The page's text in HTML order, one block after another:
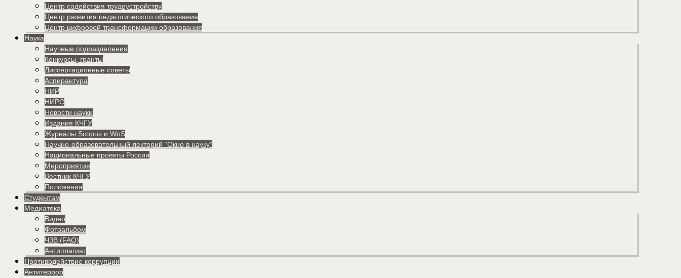
Центр содействия трудоустройству
Центр развития педагогического образования
Центр цифровой трансформации образования
Наука
Научные подразделения
Конкурсы, гранты
Диссертационные советы
Аспирантура
НИР
НИРС
Новости науки
Издания КЧГУ
Журналы Scopus и WoS
Научно-образовательный лекторий “Окно в науку”
Национальные проекты России
Мероприятия
Вестник КЧГУ
Положения
Студентам
Медиатека
Видео
Фотоальбом
ЧЗВ (FAQ)
Антиплагиат
Противодействие коррупции
Антитеррор